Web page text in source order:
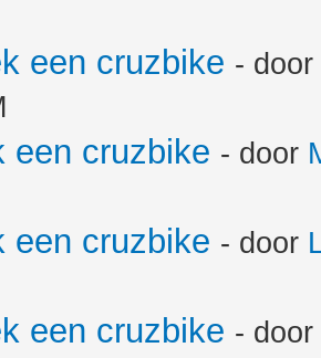
een cruzbike - door
een cruzbike - door
een cruzbike - door
een cruzbike - door